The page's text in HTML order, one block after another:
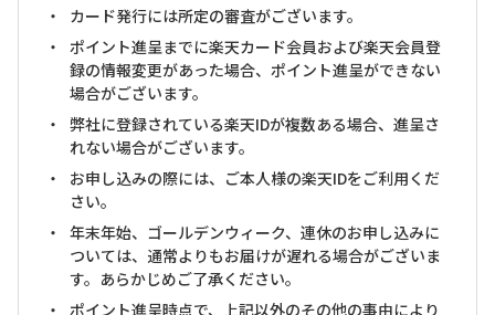
カード発行には所定の審査がございます。
ポイント進呈までに楽天カード会員および楽天会員登
録の情報変更があった場合、ポイント進呈ができない
場合がございます。
弊社に登録されている楽天IDが複数ある場合、進呈さ
れない場合がございます。
お申し込みの際には、ご本人様の楽天IDをご利用くだ
さい。
年末年始、ゴールデンウィーク、連休のお申し込みに
ついては、通常よりもお届けが遅れる場合がございま
す。あらかじめご了承ください。
ポイント進呈時点で、上記以外のその他の事由により